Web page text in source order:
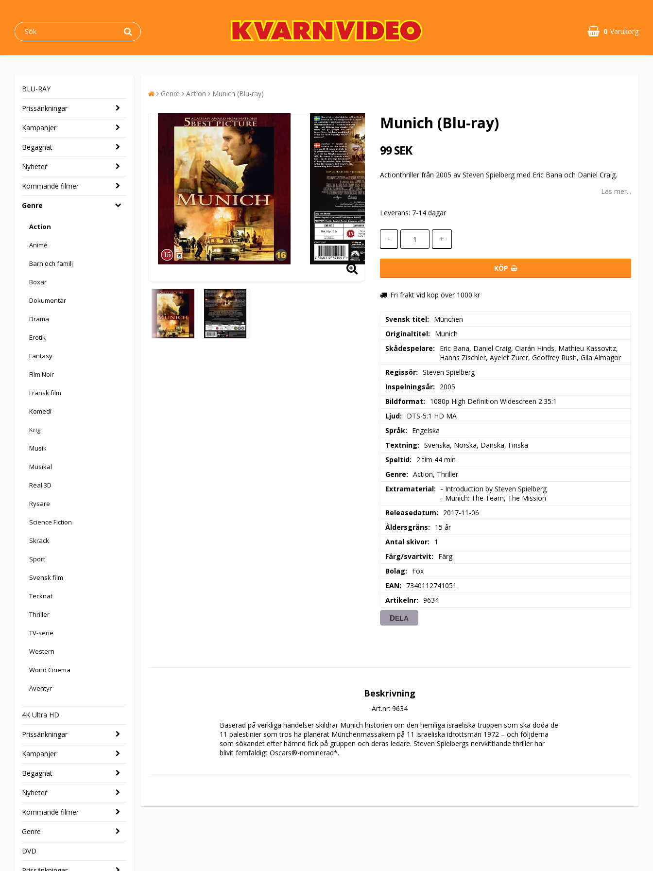
0 Varukorg
BLU-RAY
Prissänkningar
Kampanjer
Begagnat
Nyheter
Kommande filmer
Genre
Action
Animé
Barn och familj
Boxar
Dokumentär
Drama
Erotik
Fantasy
Film Noir
Fransk film
Komedi
Krig
Musik
Musikal
Real 3D
Rysare
Science Fiction
Skräck
Sport
Svensk film
Tecknat
Thriller
TV-serie
Western
World Cinema
Äventyr
4K Ultra HD
Prissänkningar
Kampanjer
Begagnat
Nyheter
Kommande filmer
Genre
DVD
Genre Action Munich (Blu-ray)
Munich (Blu-ray)
99 SEK
Actionthriller från 2005 av Steven Spielberg med Eric Bana och Daniel Craig.
Läs mer...
Leverans: 7-14 dagar
- +
KÖP
Fri frakt vid köp över 1000 kr
Svensk titel
München
Originaltitel
Munich
Skådespelare
Eric Bana, Daniel Craig, Ciarán Hinds, Mathieu Kassovitz,
Hanns Zischler, Ayelet Zurer, Geoffrey Rush, Gila Almagor
Regissör
Steven Spielberg
Inspelningsår
2005
Bildformat
1080p High Definition Widescreen 2.35:1
Ljud
DTS-5.1 HD MA
Språk
Engelska
Textning
Svenska, Norska, Danska, Finska
Speltid
2 tim 44 min
Genre
Action, Thriller
Extramaterial
- Introduction by Steven Spielberg
- Munich: The Team, The Mission
Releasedatum
2017-11-06
Åldersgräns
15 år
Antal skivor
1
Färg/svartvit
Färg
Bolag
Fox
EAN
7340112741051
Artikelnr
9634
DELA
Beskrivning
Art.nr: 9634
Baserad på verkliga händelser skildrar Munich historien om den hemliga israeliska truppen som ska döda de
11 palestinier som tros ha planerat Münchenmassakern på 11 israeliska idrottsmän 1972 – och följderna
som sökandet efter hämnd fick på gruppen och deras ledare. Steven Spielbergs nervkittlande thriller har
blivit femfaldigt Oscars®-nominerad*.